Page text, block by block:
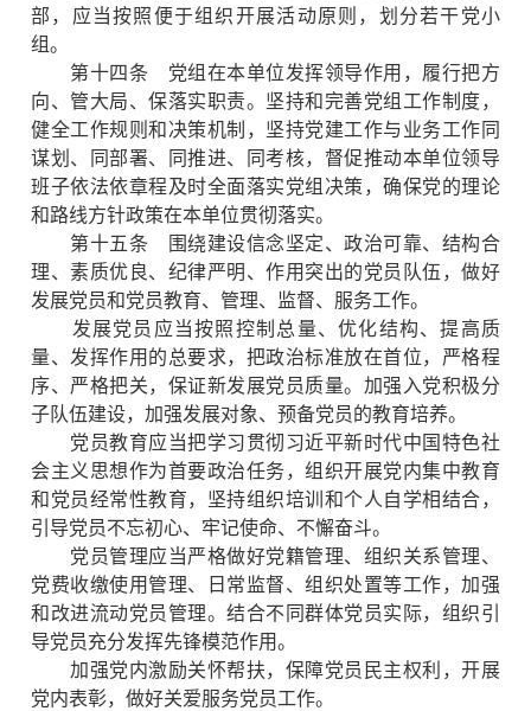
部，应当按照便于组织开展活动原则，划分若干党小
组。
第十四条 党组在本单位发挥领导作用，履行把方
向、管大局、保落实职责。坚持和完善党组工作制度，
健全工作规则和决策机制，坚持党建工作与业务工作同
谋划、同部署、同推进、同考核，督促推动本单位领导
班子依法依章程及时全面落实党组决策，确保党的理论
和路线方针政策在本单位贯彻落实。
第十五条 围绕建设信念坚定、政治可靠、结构合
理、素质优良、纪律严明、作用突出的党员队伍，做好
发展党员和党员教育、管理、监督、服务工作。
发展党员应当按照控制总量、优化结构、提高质
量、发挥作用的总要求，把政治标准放在首位，严格程
序、严格把关，保证新发展党员质量。加强入党积极分
子队伍建设，加强发展对象、预备党员的教育培养。
党员教育应当把学习贯彻习近平新时代中国特色社
会主义思想作为首要政治任务，组织开展党内集中教育
和党员经常性教育，坚持组织培训和个人自学相结合，
引导党员不忘初心、牢记使命、不懈奋斗。
党员管理应当严格做好党籍管理、组织关系管理、
党费收缴使用管理、日常监督、组织处置等工作，加强
和改进流动党员管理。结合不同群体党员实际，组织引
导党员充分发挥先锋模范作用。
加强党内激励关怀帮扶，保障党员民主权利，开展
党内表彰，做好关爱服务党员工作。